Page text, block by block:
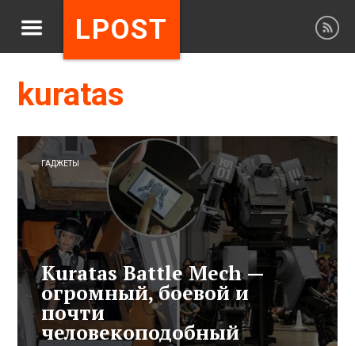
LPOST
kuratas
ГАДЖЕТЫ
Kuratas Battle Mech —
огромный, боевой и
почти
человекоподобный